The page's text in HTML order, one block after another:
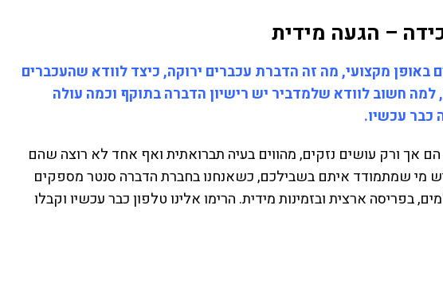
– הגעה מידית
מקצועי, מה זה הדברת עכברים ירוקה, כיצד לוודא שהעכברים
חשוב לוודא שלמדביר יש רישיון הדברה בתוקף וכמה עולה
כבר עכשיו.
אך ורק עושים נזקים, מהווים בעיה תברואתית ואף אחד לא רוצה שהם
יש מי שמתמודד איתם בשבילכם, כשאנחנו בחברת הדברה סנטר מספקים
ארצית ובזמינות מידית. הרימו אלינו טלפון כבר עכשיו וקבלו